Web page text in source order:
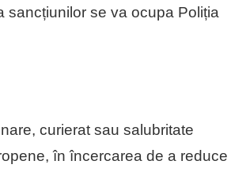
sancțiunilor se va ocupa Poliția
curierat sau salubritate
în încercarea de a reduce